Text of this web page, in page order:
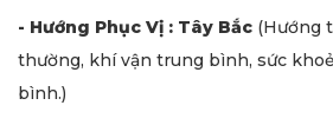
- Hướng Phục Vị : Tây Bắc (Hướng
thường, khí vận trung bình, sức
bình.)